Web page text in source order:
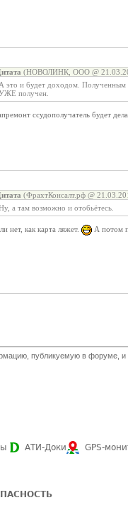
(НОВОЛИНК, ООО @
А это и будет доходом. Полученным
получен.
ссудополучатель будет
(ФрахтКонсалт.рф @
а там возможно и отобьётесь.
нет, как карта ляжет. А потом
публикуемую в форуме,
АТИ-Доки GPS-